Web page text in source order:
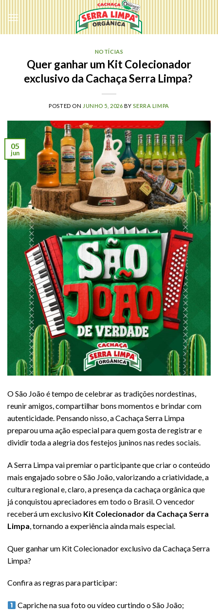
NOTÍCIAS
Quer ganhar um Kit Colecionador
exclusivo da Cachaça Serra Limpa?
POSTED ON JUNHO 5, 2026 BY SERRA LIMPA
05
jun
O São João é tempo de celebrar as tradições nordestinas,
reunir amigos, compartilhar bons momentos e brindar com
autenticidade. Pensando nisso, a Cachaça Serra Limpa
preparou uma ação especial para quem gosta de registrar e
dividir toda a alegria dos festejos juninos nas redes sociais.
A Serra Limpa vai premiar o participante que criar o conteúdo
mais engajado sobre o São João, valorizando a criatividade, a
cultura regional e, claro, a presença da cachaça orgânica que
já conquistou apreciadores em todo o Brasil. O vencedor
receberá um exclusivo Kit Colecionador da Cachaça Serra
Limpa, tornando a experiência ainda mais especial.
Quer ganhar um Kit Colecionador exclusivo da Cachaça Serra
Limpa?
Confira as regras para participar:
Capriche na sua foto ou vídeo curtindo o São João;